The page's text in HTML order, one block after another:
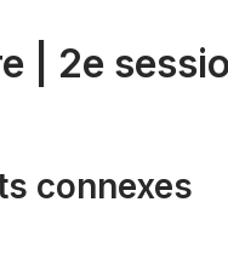
| 2e
connexes